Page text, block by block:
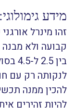
מידע גימולוגי:
זהו מינרל
קבועה ולא
לנקותה רק עם
להכין ממנה
להיות זהירים